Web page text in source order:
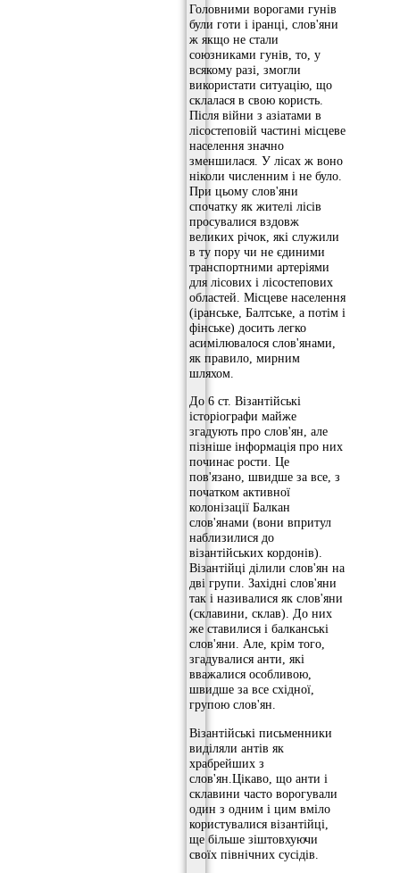
Головними ворогами гунів
були готи і іранці, слов'яни
ж якщо не стали
союзниками гунів, то, у
всякому разі, змогли
використати ситуацію, що
склалася в свою користь.
Після війни з азіатами в
лісостеповій частині місцеве
населення значно
зменшилася. У лісах ж воно
ніколи численним і не було.
При цьому слов'яни
спочатку як жителі лісів
просувалися вздовж
великих річок, які служили
в ту пору чи не єдиними
транспортними артеріями
для лісових і лісостепових
областей. Місцеве населення
(іранське, Балтське, а потім і
фінське) досить легко
асимілювалося слов'янами,
як правило, мирним
шляхом.
До 6 ст. Візантійські
історіографи майже
згадують про слов'ян, але
пізніше інформація про них
починає рости. Це
пов'язано, швидше за все, з
початком активної
колонізації Балкан
слов'янами (вони впритул
наблизилися до
візантійських кордонів).
Візантійці ділили слов'ян на
дві групи. Західні слов'яни
так і називалися як слов'яни
(склавини, склав). До них
же ставилися і балканські
слов'яни. Але, крім того,
згадувалися анти, які
вважалися особливою,
швидше за все східної,
групою слов'ян.
Візантійські письменники
виділяли антів як
храбрейших з
слов'ян.Цікаво, що анти і
склавини часто ворогували
один з одним і цим вміло
користувалися візантійці,
ще більше зіштовхуючи
своїх північних сусідів.